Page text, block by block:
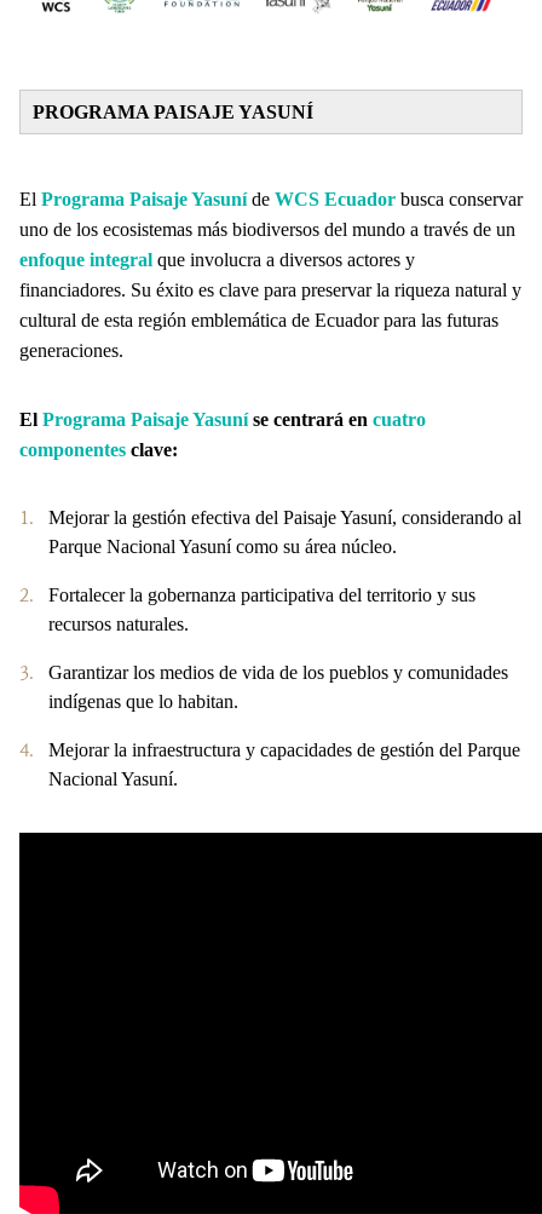
PROGRAMA PAISAJE YASUNÍ
El Programa Paisaje Yasuníde WCS Ecuador busca conservar
uno de los ecosistemas más biodiversos del mundo a través de un
enfoque integral que involucra a diversos actores y
financiadores. Su éxito es clave para preservar la riqueza natural y
cultural de esta región emblemática de Ecuador para las futuras
generaciones.
El Programa Paisaje Yasuníse centrará en cuatro
componentes clave:
Mejorar la gestión efectiva del Paisaje Yasuní, considerando al
Parque Nacional Yasuní como su área núcleo.
Fortalecer la gobernanza participativa del territorio y sus
recursos naturales.
Garantizar los medios de vida de los pueblos y comunidades
indígenas que lo habitan.
Mejorar la infraestructura y capacidades de gestión del Parque
Nacional Yasuní.